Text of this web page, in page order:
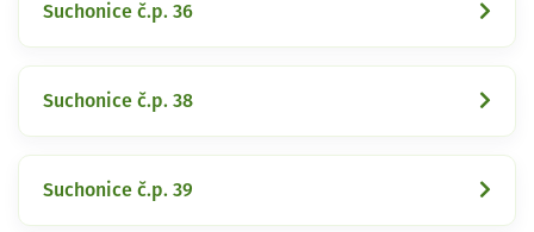
Suchonice č.p. 36
Suchonice č.p. 38
Suchonice č.p. 39